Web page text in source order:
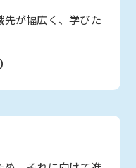
が幅広く、学びた